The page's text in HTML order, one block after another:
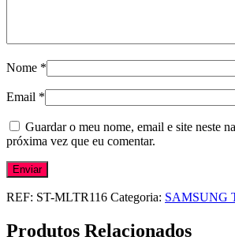
Nome *
Email *
Guardar o meu nome, email e site neste
próxima vez que eu comentar.
REF: ST-MLTR116 Categoria: SAMSUNG
Produtos Relacionados